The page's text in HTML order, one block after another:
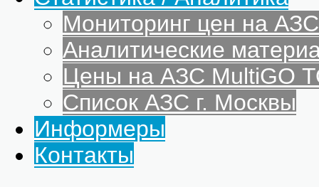
Мониторинг цен на
Аналитические
Цены на АЗС MultiGO
Список АЗС г. Москвы
Информеры
Контакты